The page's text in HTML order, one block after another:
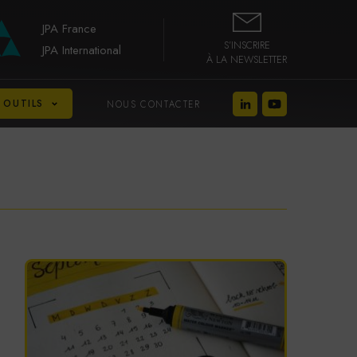
S’INSCRIRE
À LA NEWSLETTER
JPA France
JPA International
OUTILS NOUS CONTACTER